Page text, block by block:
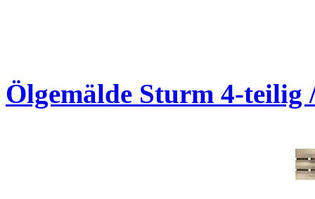
Ölgemälde Sturm 4-teilig